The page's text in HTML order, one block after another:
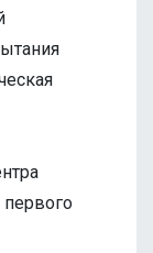
первого